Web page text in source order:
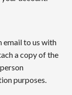
email to us with
a copy of the
purposes.
プレイするほ